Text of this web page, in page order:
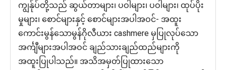
ကျွန်ုပ်တို့သည် ဆွယ်တာများ၊ ပဝါများ၊ ပဝါများ၊ ထုပ်ပိုး
မှုများ၊ စောင်များနှင့် စောင်များအပါအဝင်- အထူး
ကောင်းမွန်သောမွန်ဂိုလီယား cashmere မှပြုလုပ်သော
အင်္ကျီများအပါအဝင် ချည်သားချည်ထည်များကို
အထူးပြုပါသည်။ အသိအမှတ်ပြုထားသော